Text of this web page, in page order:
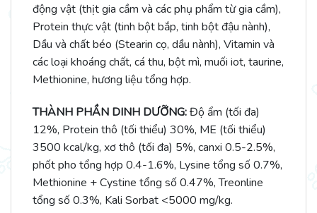
động vật (thịt gia cầm và các phụ phẩm từ gia cầm),
Protein thực vật (tinh bột bắp, tinh bột đậu nành),
Dầu và chất béo (Stearin cọ, dầu nành), Vitamin và
các loại khoáng chất, cá thu, bột mì, muối iot, taurine,
Methionine, hương liệu tổng hợp.
THÀNH PHẦN DINH DƯỠNG:Độ ẩm (tối đa)
12%, Protein thô (tối thiểu) 30%, ME (tối thiểu)
3500 kcal/kg, xơ thô (tối đa) 5%, canxi 0.5-2.5%,
phốt pho tổng hợp 0.4-1.6%, Lysine tổng số 0.7%,
Methionine + Cystine tổng số 0.47%, Treonline
tổng số 0.3%, Kali Sorbat <5000 mg/kg.